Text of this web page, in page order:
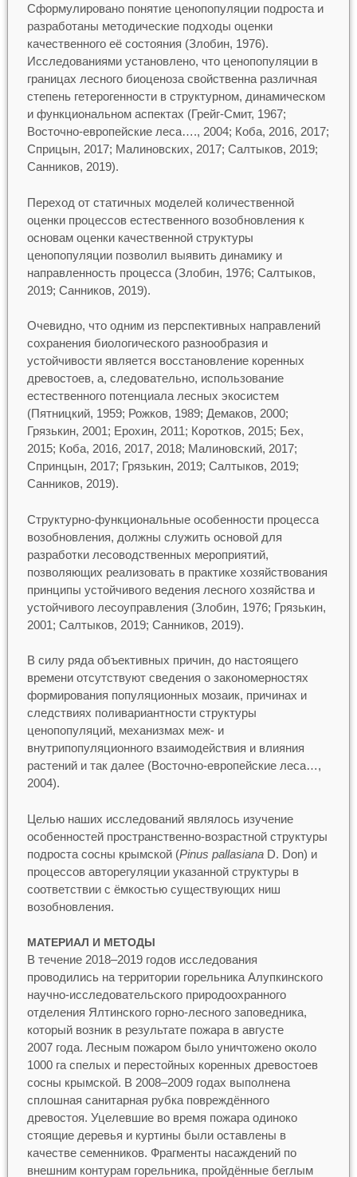
Сформулировано понятие ценопопуляции подроста и
разработаны методические подходы оценки
качественного её состояния (Злобин, 1976).
Исследованиями установлено, что ценопопуляции в
границах лесного биоценоза свойственна различная
степень гетерогенности в структурном, динамическом
и функциональном аспектах (Грейг-Смит, 1967;
Восточно-европейские леса…., 2004; Коба, 2016, 2017;
Сприцын, 2017; Малиновских, 2017; Салтыков, 2019;
Санников, 2019).
Переход от статичных моделей количественной
оценки процессов естественного возобновления к
основам оценки качественной структуры
ценопопуляции позволил выявить динамику и
направленность процесса (Злобин, 1976; Салтыков,
2019; Санников, 2019).
Очевидно, что одним из перспективных направлений
сохранения биологического разнообразия и
устойчивости является восстановление коренных
древостоев, а, следовательно, использование
естественного потенциала лесных экосистем
(Пятницкий, 1959; Рожков, 1989; Демаков, 2000;
Грязькин, 2001; Ерохин, 2011; Коротков, 2015; Бех,
2015; Коба, 2016, 2017, 2018; Малиновский, 2017;
Спринцын, 2017; Грязькин, 2019; Салтыков, 2019;
Санников, 2019).
Структурно-функциональные особенности процесса
возобновления, должны служить основой для
разработки лесоводственных мероприятий,
позволяющих реализовать в практике хозяйствования
принципы устойчивого ведения лесного хозяйства и
устойчивого лесоуправления (Злобин, 1976; Грязькин,
2001; Салтыков, 2019; Санников, 2019).
В силу ряда объективных причин, до настоящего
времени отсутствуют сведения о закономерностях
формирования популяционных мозаик, причинах и
следствиях поливариантности структуры
ценопопуляций, механизмах меж- и
внутрипопуляционного взаимодействия и влияния
растений и так далее (Восточно-европейские леса…,
2004).
Целью наших исследований являлось изучение
особенностей пространственно-возрастной структуры
подроста сосны крымской (Pinus рallasiana D. Don) и
процессов авторегуляции указанной структуры в
соответствии с ёмкостью существующих ниш
возобновления.
МАТЕРИАЛ И МЕТОДЫ
В течение 2018–2019 годов исследования
проводились на территории горельника Алупкинского
научно-исследовательского природоохранного
отделения Ялтинского горно-лесного заповедника,
который возник в результате пожара в августе
2007 года. Лесным пожаром было уничтожено около
1000 га спелых и перестойных коренных древостоев
сосны крымской. В 2008–2009 годах выполнена
сплошная санитарная рубка повреждённого
древостоя. Уцелевшие во время пожара одиноко
стоящие деревья и куртины были оставлены в
качестве семенников. Фрагменты насаждений по
внешним контурам горельника, пройдённые беглым